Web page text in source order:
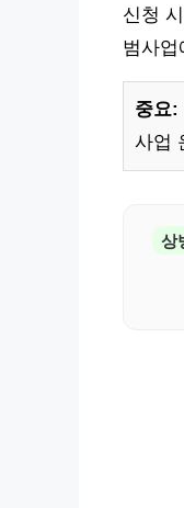
신청
범사
중요:
사업
상